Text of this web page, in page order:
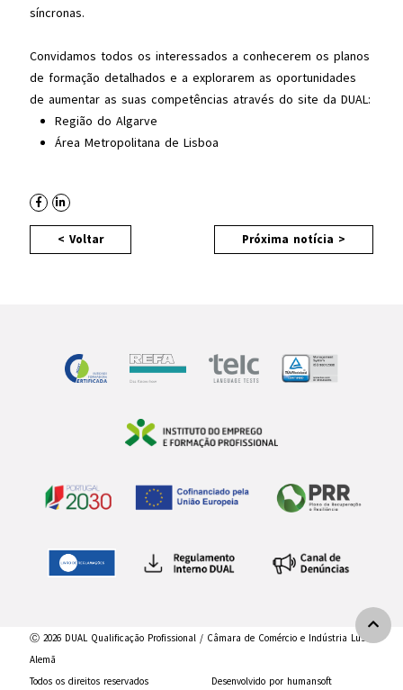
síncronas.
Convidamos todos os interessados a conhecerem os planos
de formação detalhados e a explorarem as oportunidades
de aumentar as suas competências através do site da DUAL:
Região do Algarve
Área Metropolitana de Lisboa
< Voltar Próxima notícia >
Ⓒ 2026 DUAL Qualificação Profissional / Câmara de Comércio e Indústria Luso-
Alemã
Todos os direitos reservados
Desenvolvido por humansoft